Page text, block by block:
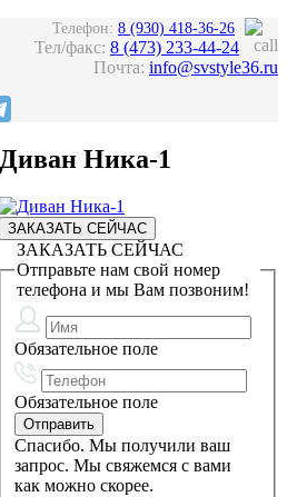
Телефон: 8 (930) 418-36-26
Тел/факс: 8 (473) 233-44-24
Почта: info@svstyle36.ru
Диван Ника-1
ЗАКАЗАТЬ СЕЙЧАС
ЗАКАЗАТЬ СЕЙЧАС
Отправьте нам свой номер
телефона и мы Вам позвоним!
Обязательное поле
Обязательное поле
Спасибо. Мы получили ваш
запрос. Мы свяжемся с вами
как можно скорее.